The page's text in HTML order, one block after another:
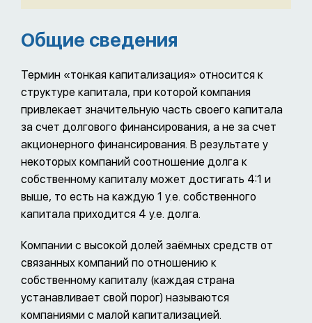
Общие сведения
Термин «тонкая капитализация» относится к
структуре капитала, при которой компания
привлекает значительную часть своего капитала
за счет долгового финансирования, а не за счет
акционерного финансирования. В результате у
некоторых компаний соотношение долга к
собственному капиталу может достигать 4:1 и
выше, то есть на каждую 1 у.е. собственного
капитала приходится 4 у.е. долга.
Компании с высокой долей заёмных средств от
связанных компаний по отношению к
собственному капиталу (каждая страна
устанавливает свой порог) называются
компаниями с малой капитализацией.